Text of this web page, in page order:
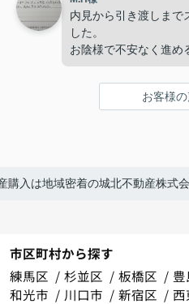
内見から引き渡しまで
した。
お陰様で不安なく進め
お客様
購入は地域密着の城北不動産株式
市区町村から探す
練馬区
杉並区 板橋区
和光市
川口市 新宿区